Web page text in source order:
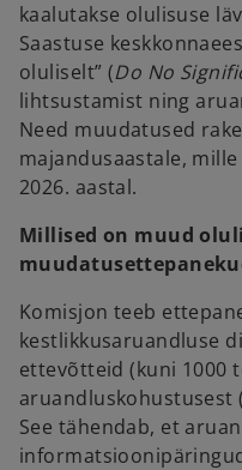
kaalutakse olulisuse
Saastuse
oluliselt” (Do No
lihtsustamist ning
Need muudatused
majandusaastale,
2026. aastal.
Millised on muud
Komisjon teeb
kestlikkusaruandluse
ettevõtteid (kuni 1000
aruandluskohustusest (
See tähendab, et